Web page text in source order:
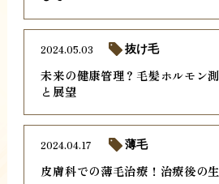
未来の健康管理？毛髪ホルモン
と展望
2024.05.03 抜け毛
皮膚科での薄毛治療！治療後の
2024.04.17 薄毛